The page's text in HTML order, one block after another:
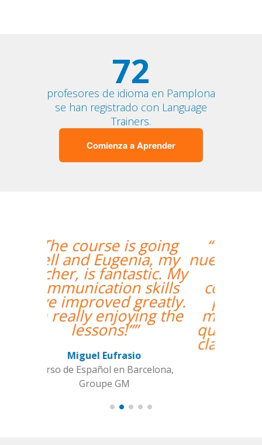
72
profesores de idioma en Pamplona
se han registrado con Language
Trainers.
Comienza a Aprender
“”Hemos realizado
nuestra primera clase y
estamos muy
contentos. Nuestra
profesora es una
mujer encantadora,
que nos ha dado una
clase muy dinámica y
entretenida.””
Alba Fuertes Simón